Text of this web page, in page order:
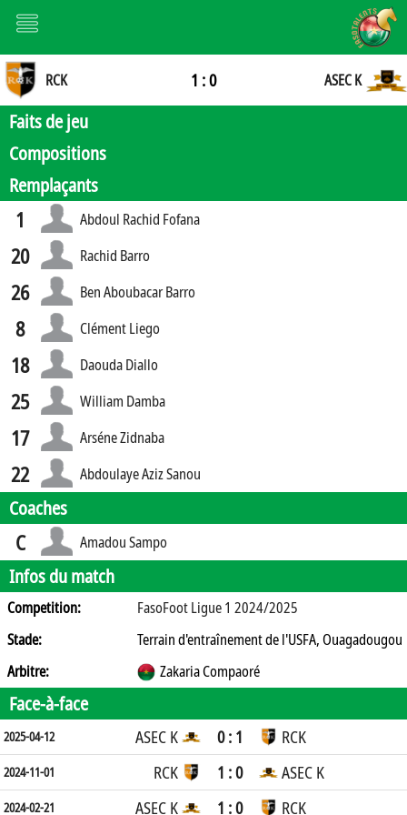
RCK 1 : 0 ASEC K
Faits de jeu
Compositions
Remplaçants
1 Abdoul Rachid Fofana
20 Rachid Barro
26 Ben Aboubacar Barro
8 Clément Liego
18 Daouda Diallo
25 William Damba
17 Arséne Zidnaba
22 Abdoulaye Aziz Sanou
Coaches
C Amadou Sampo
Infos du match
Competition:
FasoFoot Ligue 1 2024/2025
Stade:
Terrain d'entraînement de l'USFA, Ouagadougou
Arbitre:
Zakaria Compaoré
Face-à-face
2025-04-12 ASEC K 0 : 1 RCK
2024-11-01 RCK 1 : 0 ASEC K
2024-02-21 ASEC K 1 : 0 RCK